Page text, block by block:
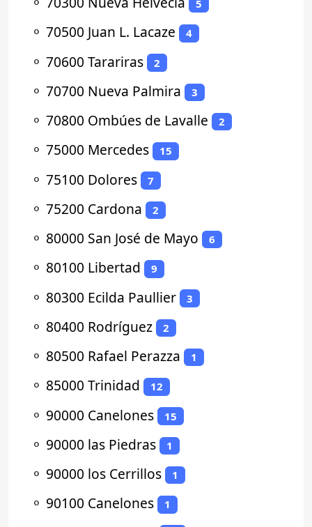
5
⚬ 70500 Juan L. Lacaze 4
⚬ 70600 Tarariras 2
⚬ 70700 Nueva Palmira 3
⚬ 70800 Ombúes de Lavalle 2
⚬ 75000 Mercedes 15
⚬ 75100 Dolores 7
⚬ 75200 Cardona 2
⚬ 80000 San José de Mayo 6
⚬ 80100 Libertad 9
⚬ 80300 Ecilda Paullier 3
⚬ 80400 Rodríguez 2
⚬ 80500 Rafael Perazza 1
⚬ 85000 Trinidad 12
⚬ 90000 Canelones 15
⚬ 90000 las Piedras 1
⚬ 90000 los Cerrillos 1
⚬ 90100 Canelones 1